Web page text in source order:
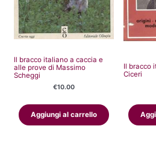
Il bracco italiano a caccia e
alle prove di Massimo
Scheggi
€10.00
Aggiungi al carrello
Il bracco
Ciceri